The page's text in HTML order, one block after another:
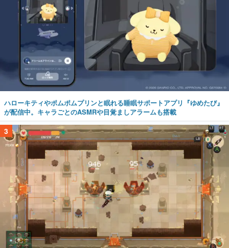
ハローキティやポムポムプリンと眠れる睡眠サポートアプリ『ゆめたび』
が配信中。キャラごとのASMRや目覚ましアラームも搭載
3